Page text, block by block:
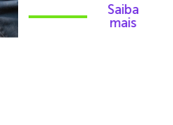
Saiba
mais